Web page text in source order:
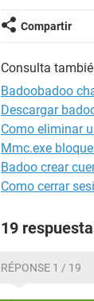
Compartir
Consulta
Badoobadoo
Descargar
Como eliminar
Mmc.exe
Badoo crear
Como cerrar
19
RÉPONSE 1 / 19